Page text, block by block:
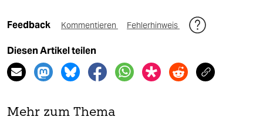
Feedback Kommentieren Fehlerhinweis
Diesen Artikel teilen
Mehr zum Thema